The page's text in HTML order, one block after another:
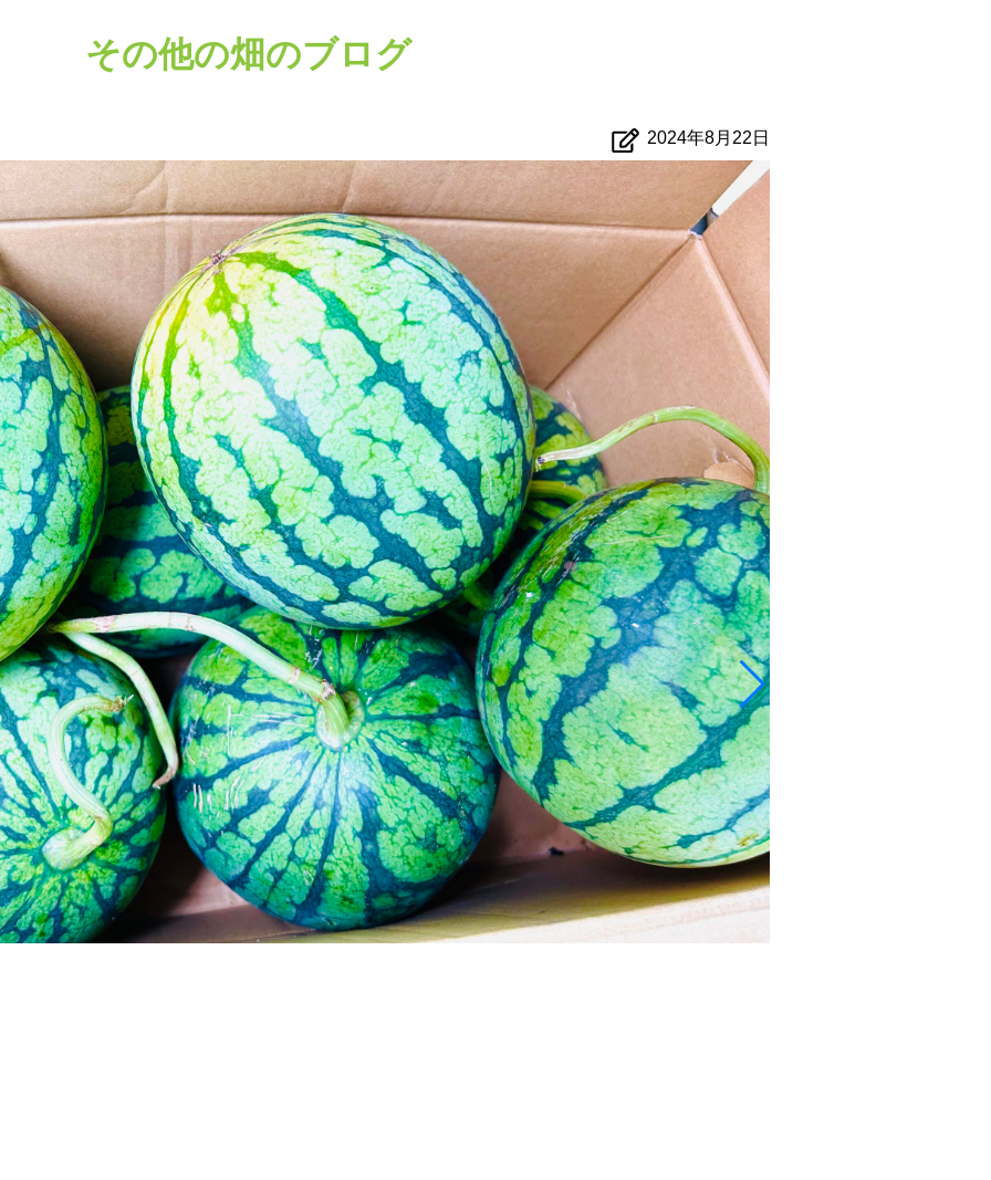
その他の畑のブログ
2024年8月22日